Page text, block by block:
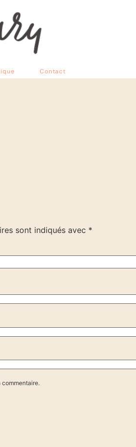
Contact
sont indiqués avec *
commentaire.